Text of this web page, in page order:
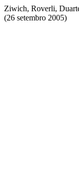
Ziwich, Roverli,
(26 setembro 2005)